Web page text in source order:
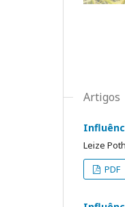
Artigos
Leize
PDF